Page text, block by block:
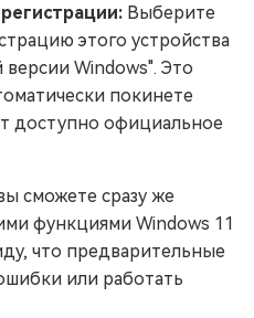
Выберите
этого устройства
Windows". Это
покинете
доступно официальное
сможете сразу же
функциями Windows 11
что предварительные
или работать